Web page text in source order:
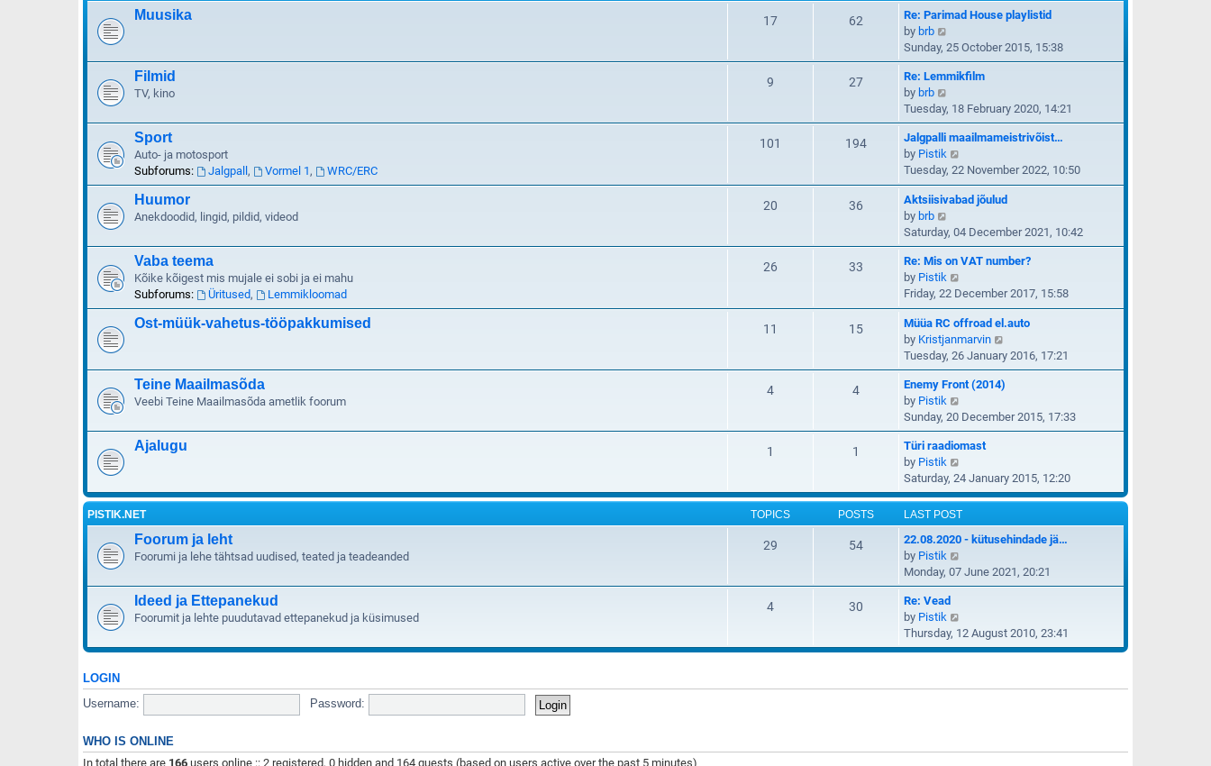
o
t
a
t
s
t
o
t
h
l
a
t
s
o
t
Muusika 17 62
Re: Parimad House playlistid
by brb
i
e
w
h
e
l
a
t
p
o
s
t
Sunday, 25 October 2015, 15:38
Filmid
TV, kino
9 27
Re: Lemmikfilm
by brb
i
e
w
t
h
e
l
t
t
o
s
Tuesday, 18 February 2020, 14:21
Sport
Auto- ja motosport
Subforums:
Jalgpall , Vormel 1, WRC/ERC
101 194
Jalgpalli maailmameistrivõist…
by Pistik
i
e
w
h
e
l
t
e
s
t
p
o
t
Tuesday, 22 November 2022, 10:50
Huumor
Anekdoodid, lingid, pildid, videod
20 36
Aktsiisivabad jõulud
by brb
i
e
w
t
h
e
l
a
t
e
t
o
s
t
Saturday, 04 December 2021, 10:42
Vaba teema
Kõike kõigest mis mujale ei sobi ja ei mahu
Subforums:
Üritused, Lemmikloomad
26 33
Re: Mis on VAT number?
by Pistik
i
e
w
t
h
e
l
t
t
o
s
t
Friday, 22 December 2017, 15:58
Ost-müük-vahetus-tööpakkumised 11 15
Müüa RC offroad el.auto
by Kristjanmarvin
i
e
w
h
e
t
e
t
o
Tuesday, 26 January 2016, 17:21
Teine Maailmasõda
Veebi Teine Maailmasõda ametlik foorum
4 4
Enemy Front (2014)
by Pistik
i
e
w
h
e
l
a
t
s
o
Sunday, 20 December 2015, 17:33
Ajalugu 1 1
Türi raadiomast
by Pistik
i
e
w
t
h
l
a
s
t
o
Saturday, 24 January 2015, 12:20
PISTIK.NET TOPICS POSTS LAST POST
Foorum ja leht
Foorumi ja lehe tähtsad uudised, teated ja teadeanded
29 54
22.08.2020 - kütusehindade jä…
by Pistik
i
e
h
e
t
Monday, 07 June 2021, 20:21
Ideed ja Ettepanekud
Foorumit ja lehte puudutavad ettepanekud ja küsimused
4 30
Re: Vead
by Pistik
i
e
Thursday, 12 August 2010, 23:41
LOGIN
Username: Password:
WHO IS ONLINE
In total there are 166 users online :: 2 registered, 0 hidden and 164 guests (based on users active over the past 5 minutes)